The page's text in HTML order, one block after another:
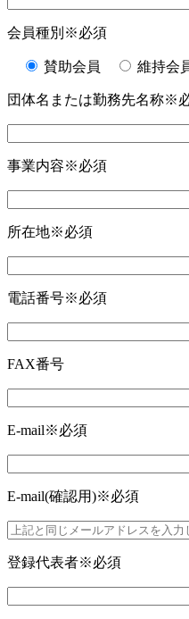
会員種別 ※必須
賛助会員 維持会
団体名または勤務先名称※
事業内容※必須
所在地※必須
電話番号※必須
FAX番号
E-mail※必須
E-mail(確認用)※必須
登録代表者※必須